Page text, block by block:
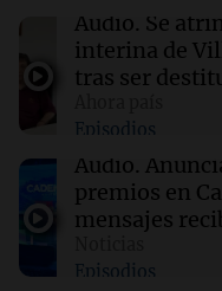
Santa Cruz del
12:13 Sociedad
números
agosto.
12:11 Clima
viernes 7 de
Audio. Se
interina de
tras ser
Episodios
Audio.
premios en
mensajes
Episodios